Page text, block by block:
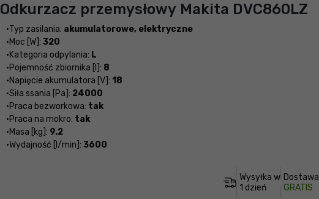
Odkurzacz przemysłowy Makita DVC860LZ
Typ zasilania: akumulatorowe, elektryczne
Moc [W]: 320
Kategoria odpylania: L
Pojemność zbiornika [l]: 8
Napięcie akumulatora [V]: 18
Siła ssania [Pa]: 24000
Praca bezworkowa: tak
Praca na mokro: tak
Masa [kg]: 9.2
Wydajność [l/min]: 3600
Wysyłka w
1 dzień
Dostawa
GRATIS